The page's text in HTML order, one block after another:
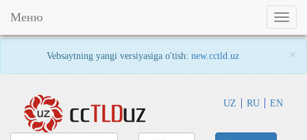
Vebsaytning yangi versiyasiga o'tish: new.cctld.uz ×
UZ RU EN
Toggle
Меню